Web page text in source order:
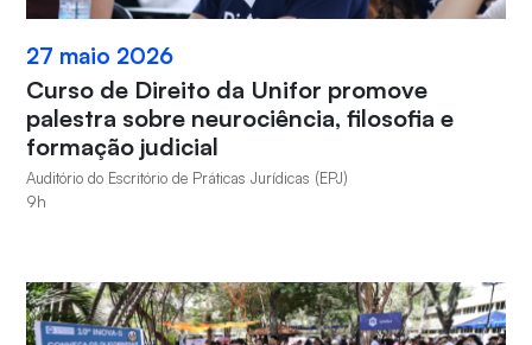
27 maio 2026
Curso de Direito da Unifor promove
palestra sobre neurociência, filosofia e
formação judicial
Auditório do Escritório de Práticas Jurídicas (EPJ)
9h